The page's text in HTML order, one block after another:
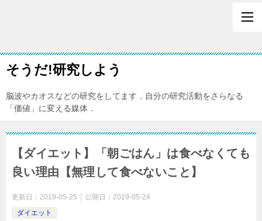
そうだ!研究しよう
脳波やカオスなどの研究をしてます．自分の研究活動をさらなる
「価値」に変える媒体．
【ダイエット】「朝ごはん」は食べなくても
良い理由【無理して食べないこと】
更新日： 2019-05-25 公開日： 2019-05-24
ダイエット